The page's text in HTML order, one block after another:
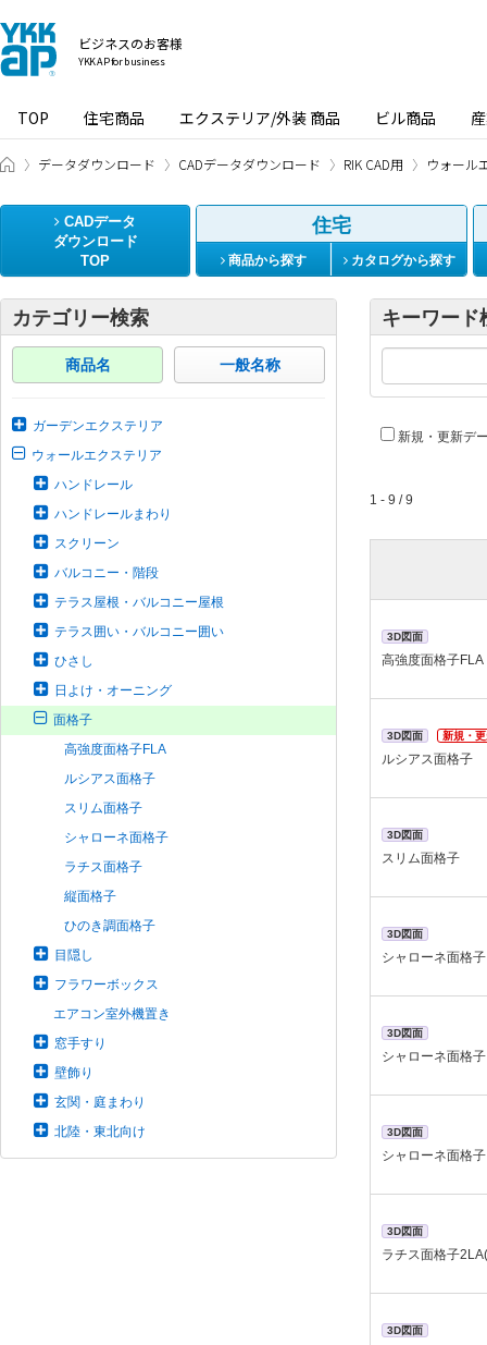
ビジネスのお客様
YKK AP for business
TOP 住宅商品 エクステリア/外装 商品 ビル商品
ビジネスのお客様 HOME
データダウンロード CADデータダウンロード RIK CAD用 ウォール
CADデータ
ダウンロード
TOP
住宅
商品から探す カタログから探す
カテゴリー検索
商品名 一般名称
ガーデンエクステリア
ウォールエクステリア
ハンドレール
ハンドレールまわり
スクリーン
バルコニー・階段
テラス屋根・バルコニー屋根
テラス囲い・バルコニー囲い
ひさし
日よけ・オーニング
面格子
高強度面格子FLA
ルシアス面格子
スリム面格子
シャローネ面格子
ラチス面格子
縦面格子
ひのき調面格子
目隠し
フラワーボックス
エアコン室外機置き
窓手すり
壁飾り
玄関・庭まわり
北陸・東北向け
キーワード
新規・更新デ
1 - 9 / 9
3D図面
高強度面格子FLA
3D図面 新規・
ルシアス面格子
3D図面
スリム面格子
3D図面
シャローネ面格
3D図面
シャローネ面格
3D図面
シャローネ面格
3D図面
ラチス面格子
3D図面